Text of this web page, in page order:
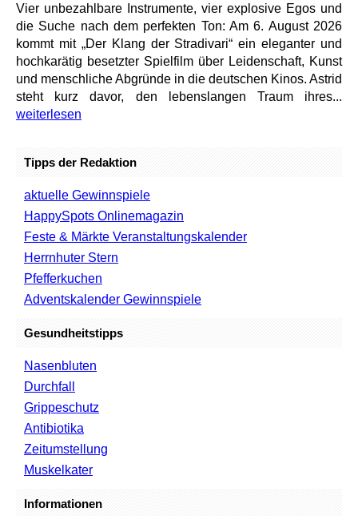
Vier unbezahlbare Instrumente, vier explosive Egos und
die Suche nach dem perfekten Ton: Am 6. August 2026
kommt mit „Der Klang der Stradivari“ ein eleganter und
hochkarätig besetzter Spielfilm über Leidenschaft, Kunst
und menschliche Abgründe in die deutschen Kinos. Astrid
steht kurz davor, den lebenslangen Traum ihres...
weiterlesen
Tipps der Redaktion
aktuelle Gewinnspiele
HappySpots Onlinemagazin
Feste & Märkte Veranstaltungskalender
Herrnhuter Stern
Pfefferkuchen
Adventskalender Gewinnspiele
Gesundheitstipps
Nasenbluten
Durchfall
Grippeschutz
Antibiotika
Zeitumstellung
Muskelkater
Informationen